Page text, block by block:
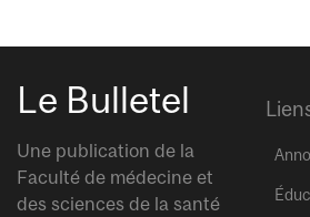
Le Bulletel
Une publication de la
Faculté de médecine et
des sciences de la santé